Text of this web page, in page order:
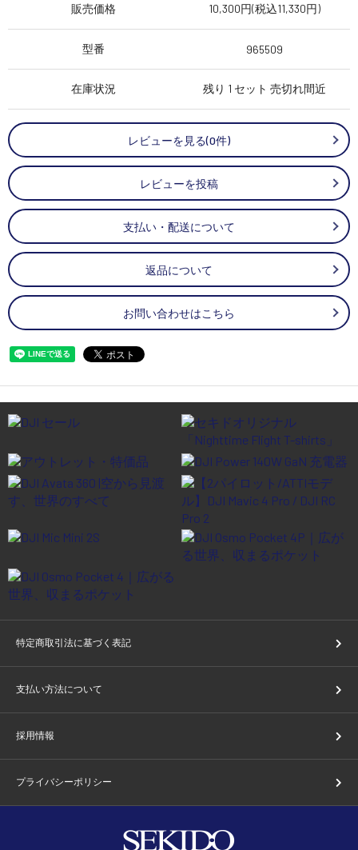
販売価格 10,300円(税込11,330円)
型番 965509
在庫状況 残り 1 セット 売切れ間近
レビューを見る(0件)
レビューを投稿
支払い・配送について
返品について
お問い合わせはこちら
特定商取引法に基づく表記
支払い方法について
採用情報
プライバシーポリシー